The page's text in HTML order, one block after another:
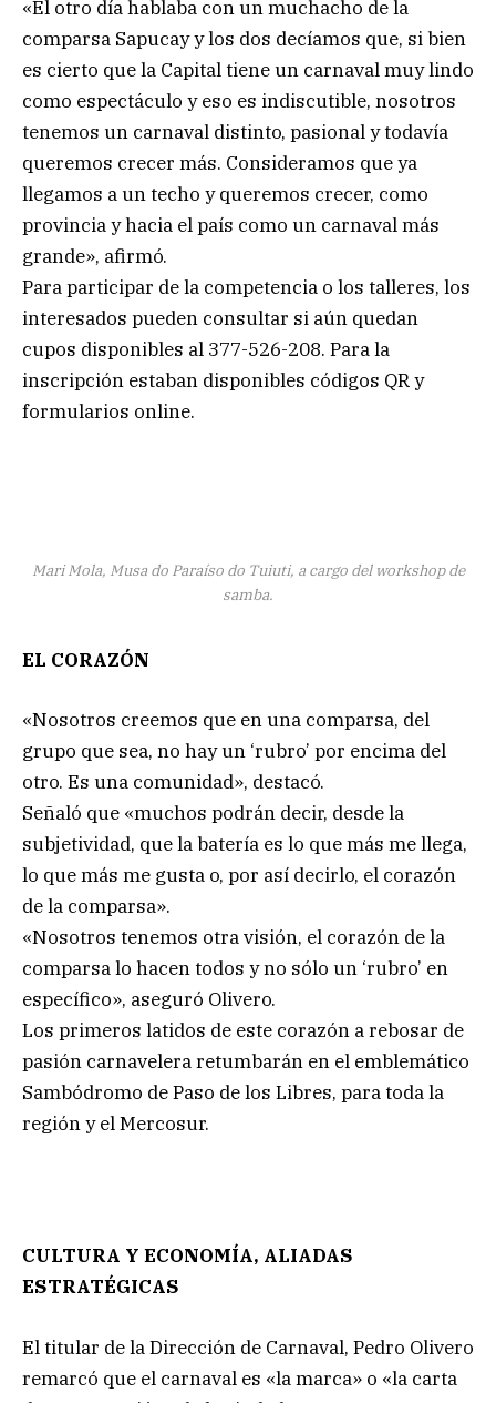
«El otro día hablaba con un muchacho de la
comparsa Sapucay y los dos decíamos que, si bien
es cierto que la Capital tiene un carnaval muy lindo
como espectáculo y eso es indiscutible, nosotros
tenemos un carnaval distinto, pasional y todavía
queremos crecer más. Consideramos que ya
llegamos a un techo y queremos crecer, como
provincia y hacia el país como un carnaval más
grande», afirmó.
Para participar de la competencia o los talleres, los
interesados pueden consultar si aún quedan
cupos disponibles al 377-526-208. Para la
inscripción estaban disponibles códigos QR y
formularios online.
Mari Mola, Musa do Paraíso do Tuiuti, a cargo del workshop de
samba.
EL CORAZÓN
«Nosotros creemos que en una comparsa, del
grupo que sea, no hay un ‘rubro’ por encima del
otro. Es una comunidad», destacó.
Señaló que «muchos podrán decir, desde la
subjetividad, que la batería es lo que más me llega,
lo que más me gusta o, por así decirlo, el corazón
de la comparsa».
«Nosotros tenemos otra visión, el corazón de la
comparsa lo hacen todos y no sólo un ‘rubro’ en
específico», aseguró Olivero.
Los primeros latidos de este corazón a rebosar de
pasión carnavelera retumbarán en el emblemático
Sambódromo de Paso de los Libres, para toda la
región y el Mercosur.
CULTURA Y ECONOMÍA, ALIADAS
ESTRATÉGICAS
El titular de la Dirección de Carnaval, Pedro Olivero
remarcó que el carnaval es «la marca» o «la carta